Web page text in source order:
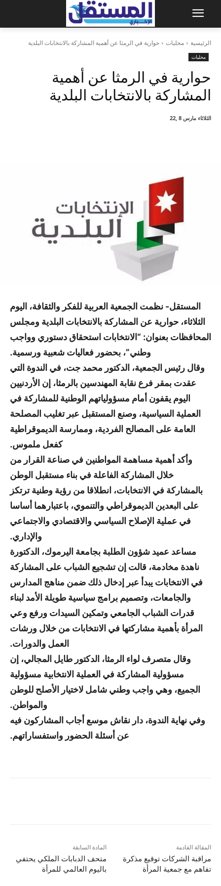
الرئيسية محليات حوارية في الرمثا عن أهمية المشاركة بالانتخابات البلدية
محليات
حوارية في الرمثا عن أهمية
المشاركة بالانتخابات البلدية
الثلاثاء مارس 8 ,22
المستقل- نظمت الجمعية العربية للفكر والثقافة، اليوم
الثلاثاء، حوارية عن المشاركة بالانتخابات البلدية ومجلس
المحافظات بعنوان: “الانتخابات استحقاق دستوري وواجب
وطني”، بحضور فعاليات شعبية ورسمية.
وقال رئيس الجمعية، الدكتور محمد جت، في الندوة التي
عقدت بمقر فرع نقابة المهندسين بالرمثا، إن الأردنيين
اليوم يقفون أمام مسؤولياتهم الوطنية للمشاركة في
العملية السياسية، وصنع المستقبل عبر تغليب المصلحة
العامة على المصالح الفردية، وممارسة الديموقراطية
كفعل ملموس.
وأكد أهمية مساهمة المواطنين في صناعة القرار من
خلال المشاركة الفاعلة في بناء مستقبل الوطن
بالمشاركة في الانتخابات، انطلاقا من رؤية وطنية ترتكز
على البعدين الديموقراطي والتنموي، باعتبارهما أساسا
في عملية الإصلاح السياسي والاقتصادي والاجتماعي
والإداري.
مساعد عميد شؤون الطلبة بجامعة اليرموك، الدكتورة
ناهدة مخادمة، قالت إن تشجيع الشباب على المشاركة
في الانتخابات يبدأ عبر إدخال ذلك ضمن مناهج المدارس
والجامعات، وتصميم برامج سياسية طويلة الأمد لبناء
قدرات الشباب الجامعي وتمكين السيدات ورفع وعي
المرأة بأهمية مشاركتها في الانتخابات من خلال ورشات
العمل والدورات.
وقال متصرف لواء الرمثا، الدكتور طايل المجالي، إن
مسؤولية المشاركة في العملية الانتخابية مسؤولية
الجميع، وهي واجب وطني شامل لاختيار الأصلح للوطن
والمواطن.
وفي نهاية الندوة، دار نقاش موسع أجاب المشاركون فيه
عن أسئلة الحضور واستفساراتهم.
المادة السابقة
متحف الدبابات الملكي يحتفي
باليوم العالمي للمرأة
المقالة القادمة
مراقبة الشركات توقيع مذكرة
تفاهم مع جمعية المرأة